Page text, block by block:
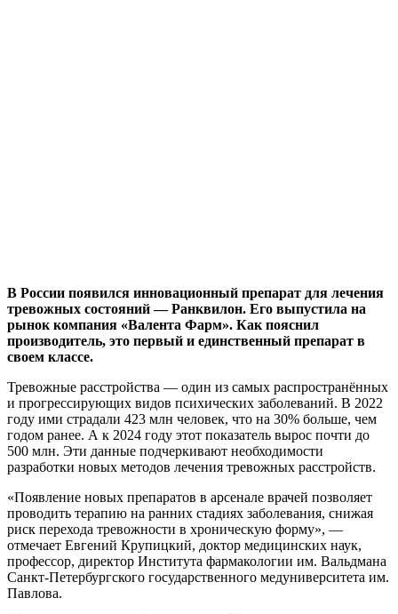
В России появился инновационный препарат для лечения
тревожных состояний — Ранквилон. Его выпустила на
рынок компания «Валента Фарм». Как пояснил
производитель, это первый и единственный препарат в
своем классе.
Тревожные расстройства — один из самых распространённых
и прогрессирующих видов психических заболеваний. В 2022
году ими страдали 423 млн человек, что на 30% больше, чем
годом ранее. А к 2024 году этот показатель вырос почти до
500 млн. Эти данные подчеркивают необходимости
разработки новых методов лечения тревожных расстройств.
«Появление новых препаратов в арсенале врачей позволяет
проводить терапию на ранних стадиях заболевания, снижая
риск перехода тревожности в хроническую форму», —
отмечает Евгений Крупицкий, доктор медицинских наук,
профессор, директор Института фармакологии им. Вальдмана
Санкт-Петербургского государственного медуниверситета им.
Павлова.